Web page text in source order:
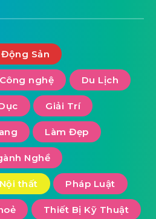
Sản
Công nghệ Du Lịch
Giải Trí
Làm Đẹp
Nghề
Nội thất Pháp Luật
Thiết Bị Kỹ Thuật